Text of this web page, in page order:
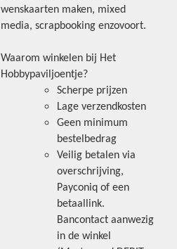
wenskaarten maken, mixed
media, scrapbooking enzovoort.
Waarom winkelen bij Het
Hobbypaviljoentje?
Scherpe prijzen
Lage verzendkosten
Geen minimum
bestelbedrag
Veilig betalen via
overschrijving,
Payconiq of een
betaallink.
Bancontact aanwezig
in de winkel